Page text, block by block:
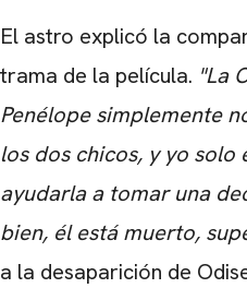
El astro explicó la
trama de la película. "La
Penélope simplemente
los dos chicos, y yo
ayudarla a tomar una
bien, él está muerto,
a la desaparición de